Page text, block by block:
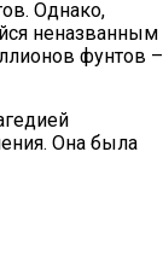
Однако,
неназванным
фунтов –
Она была